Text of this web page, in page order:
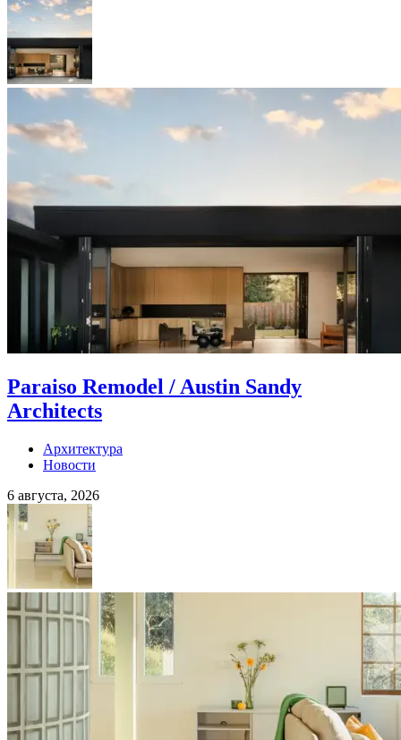
Paraiso Remodel / Austin Sandy
Architects
Архитектура
Новости
6 августа, 2026